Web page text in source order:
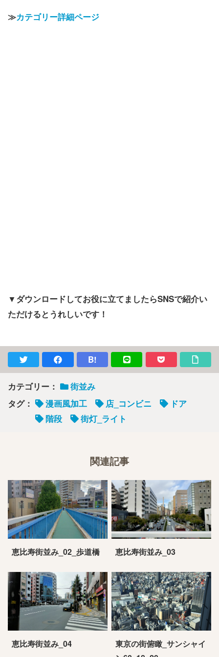
≫カテゴリー詳細ページ
▼ダウンロードしてお役に立てましたらSNSで紹介い
ただけるとうれしいです！
B!
カテゴリー：
街並み
タグ：
漫画風加工 店_コンビニ
ドア
階段
街灯_ライト
関連記事
恵比寿街並み_02_歩道橋 恵比寿街並み_03
恵比寿街並み_04
東京の街俯瞰_サンシャイ